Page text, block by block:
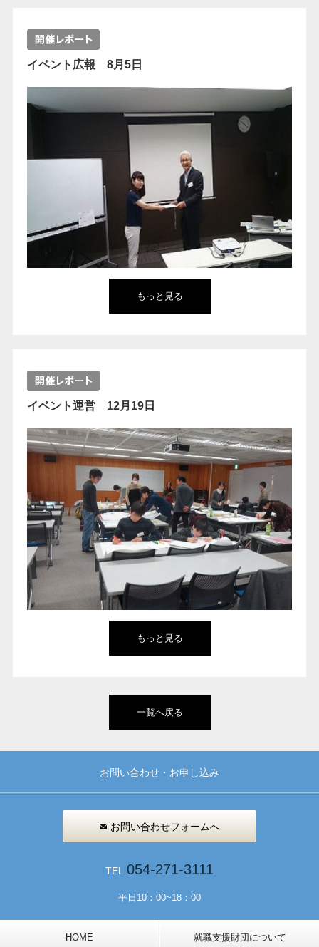
イベント広報 8月5日
もっと見る
イベント運営 12月19日
もっと見る
一覧へ戻る
お問い合わせ・お申し込み
お問い合わせフォームへ
TEL 054-271-3111
平日10：00~18：00
HOME 就職支援財団について